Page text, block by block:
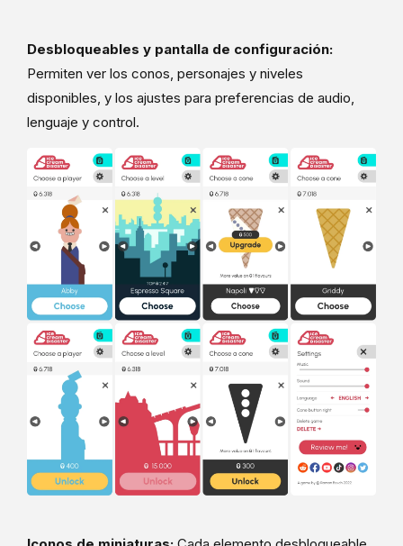
Desbloqueables y pantalla de configuración:
Permiten ver los conos, personajes y niveles
disponibles, y los ajustes para preferencias de audio,
lenguaje y control.